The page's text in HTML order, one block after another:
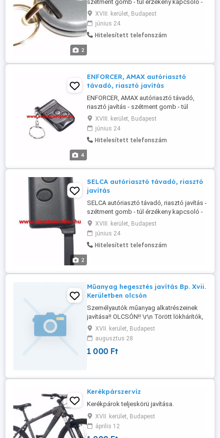
2
szétment gomb - túl érzékeny kapcsoló -
világítva maradó index(ek) Ismerős
problémák? Az új riasztó árának
töredékéért javítható problémák!
XVIII. kerület, Budapest
június 24
Hitelesített telefonszám
4
ENFORCER, AMAX autóriasztó
távadó, riasztó javítás
ENFORCER, AMAX autóriasztó távadó,
riasztó javítás - szétment gomb - túl
érzékeny kapcsoló - világítva maradó
index(ek) Ismerős problémák? Az új
riasztó árának töredékéért javítható
problémák!
XVIII. kerület, Budapest
június 24
Hitelesített telefonszám
2
SELCA autóriasztó távadó, riasztó
javítás
SELCA autóriasztó távadó, riasztó javítás -
szétment gomb - túl érzékeny kapcsoló -
világítva maradó index(ek) Ismerős
problémák? Az új riasztó árának
töredékéért javítható problémák!
XVIII. kerület, Budapest
június 24
Hitelesített telefonszám
Műanyag hegesztés javítás Bp. Xvii.
Kerületben olcsón
Személyautók műanyag alkatrészeinek
javítása!! OLCSÓN!! \r\n Törött lökhárítók,
lámpafülek egyéb műanyag alkatrészek
javítása műanyag hegesztési
technológiával a XVII. kerületben
XVII. kerület, Budapest
augusztus 28
1 000 Ft
Kerékpárszervíz
Kerékpárok teljeskörü javítása.
XVII. kerület, Budapest
április 12